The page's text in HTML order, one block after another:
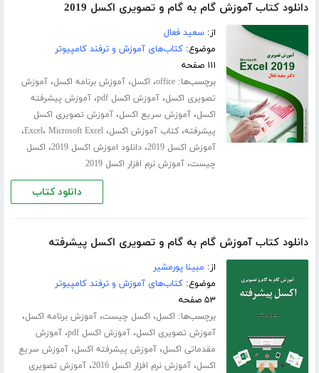
دانلود کتاب آموزش گام به گام و تصویری اکسل 2019
از:سعید فعال
موضوع:کتاب‌های آموزش و ترفند کامپیوتر
۱۱۱ صفحه
برچسب‌ها:office، اکسل،آموزش برنامه اکسل،آموزش
تصویری اکسل،آموزش اکسل pdf ،آموزش پیشرفته
اکسل،آموزش سریع اکسل،آموزش تصویری اکسل
پیشرفته،کتاب آموزش اکسل، Excel، Microsoft Excel ،
آموزش اکسل 2019 ،دانلود اموزش اکسل 2019 ، اکسل
چیست،آموزش نرم افزار اکسل 2019
دانلود کتاب
دانلود کتاب آموزش گام به گام و تصویری اکسل پیشرفته
از: مبینا پورمشیر
موضوع:کتاب‌های آموزش و ترفند کامپیوتر
۵۳ صفحه
برچسب‌ها: اکسل، اکسل چیست،آموزش برنامه اکسل،
آموزش تصویری اکسل،آموزش اکسل pdf ،آموزش
مقدماتی اکسل،آموزش پیشرفته اکسل،آموزش سریع
اکسل،آموزش نرم افزار اکسل 2016 ،آموزش تصویری